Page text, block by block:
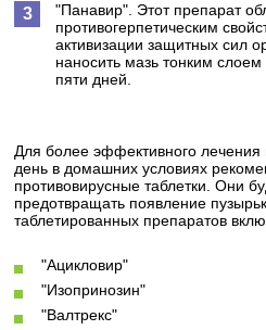
"Панавир". Этот препарат
противогерпетическим
активизации защитных сил
наносить мазь тонким
пяти дней.
Для более эффективного лечения
день в домашних условиях
противовирусные таблетки. Они
предотвращать появление
таблетированных препаратов
"Ацикловир"
"Изопринозин"
"Валтрекс"